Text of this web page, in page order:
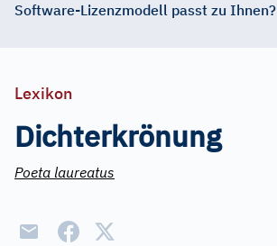
Software-Lizenzmodell passt zu Ihnen?
Lexikon
Dichterkrönung
Poeta laureatus